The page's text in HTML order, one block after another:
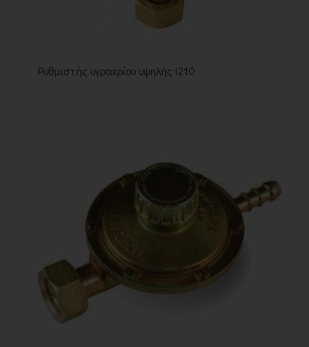
Ρυθμιστής υγραερίου υψηλής i210